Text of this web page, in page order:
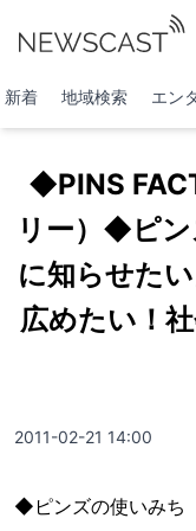
新着 地域検索 エン
◆PINS
リー）◆ピ
に知らせた
広めたい！
2011-02-21 14:00
◆ピンズの使いみち